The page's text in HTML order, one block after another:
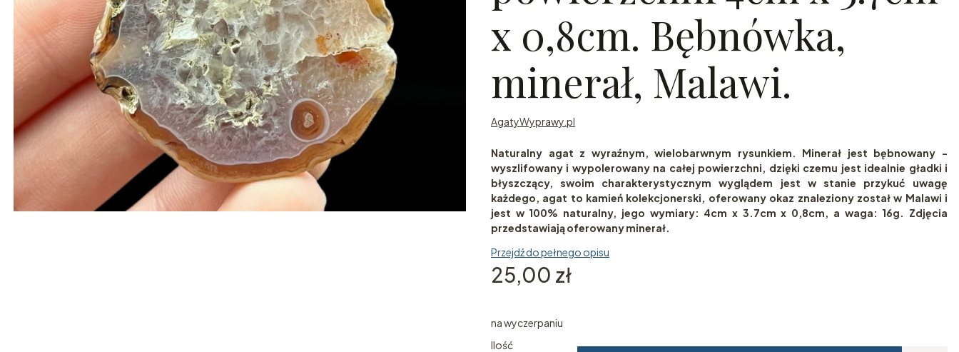
x 0,8cm. Bębnówka,
minerał, Malawi.
AgatyWyprawy.pl
Naturalny agat z wyraźnym, wielobarwnym rysunkiem. Minerał jest bębnowany -
wyszlifowany i wypolerowany na całej powierzchni, dzięki czemu jest idealnie gładki i
błyszczący, swoim charakterystycznym wyglądem jest w stanie przykuć uwagę
każdego, agat to kamień kolekcjonerski, oferowany okaz znaleziony został w Malawi i
jest w 100% naturalny, jego wymiary: 4cm x 3.7cm x 0,8cm, a waga: 16g. Zdjęcia
przedstawiają oferowany minerał.
Przejdź do pełnego opisu
Cena
25,00 zł
na wyczerpaniu
Ilość